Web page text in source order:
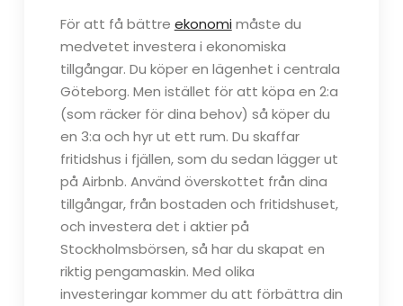
För att få bättre ekonomimåste du
medvetet investera i ekonomiska
tillgångar. Du köper en lägenhet i centrala
Göteborg. Men istället för att köpa en 2:a
(som räcker för dina behov) så köper du
en 3:a och hyr ut ett rum. Du skaffar
fritidshus i fjällen, som du sedan lägger ut
på Airbnb. Använd överskottet från dina
tillgångar, från bostaden och fritidshuset,
och investera det i aktier på
Stockholmsbörsen, så har du skapat en
riktig pengamaskin. Med olika
investeringar kommer du att förbättra din